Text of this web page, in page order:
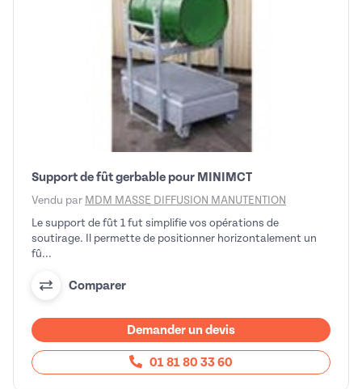
Support de fût gerbable pour MINIMCT
Vendu par MDM MASSE DIFFUSION MANUTENTION
Le support de fût 1 fut simplifie vos opérations de
soutirage. Il permette de positionner horizontalement un
fû...
Comparer
Demander un devis
01 81 80 33 60